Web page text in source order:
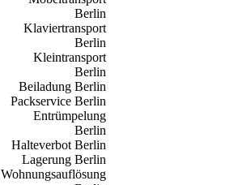
Berlin
Klaviertransport
Berlin
Kleintransport
Berlin
Beiladung Berlin
Packservice Berlin
Entrümpelung
Berlin
Halteverbot Berlin
Lagerung Berlin
Wohnungsauflösung